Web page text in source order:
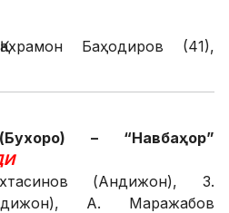
Қахрамон Баҳодиров (41),
– “Навбаҳор”
(Андижон), З.
А. Маражабов